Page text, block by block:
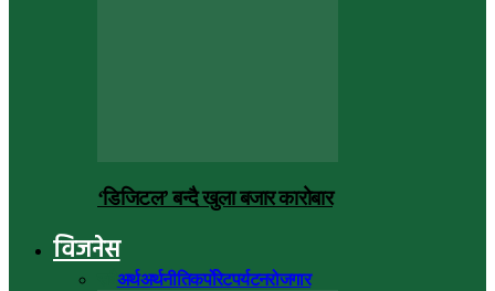
‘डिजिटल’ बन्दै खुला बजार कारोबार
विजनेस
अर्थअर्थनीतिकर्पोरेटपर्यटनरोजगार